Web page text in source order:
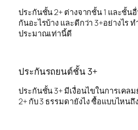
ประกันชั้น 2+ ต่างจากชั้น 1 และชั้น
กันอะไรบ้าง และดีกว่า 3+อย่างไร
ประมาณเท่านี้ดี
ประกันรถยนต์ชั้น 3+
ประกันชั้น 3+ มีเงื่อนไขในการเคลม
2+ กับ 3 ธรรมดายังไง ซื้อแบบไหนถึ